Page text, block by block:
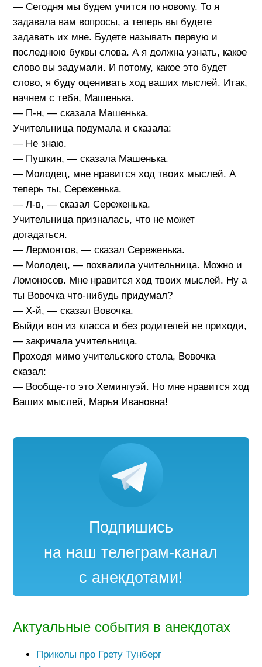
— Сегодня мы будем учится по новому. То я
задавала вам вопросы, а теперь вы будете
задавать их мне. Будете называть первую и
последнюю буквы слова. А я должна узнать, какое
слово вы задумали. И потому, какое это будет
слово, я буду оценивать ход ваших мыслей. Итак,
начнем с тебя, Машенька.
— П-н, — сказала Машенька.
Учительница подумала и сказала:
— Не знаю.
— Пушкин, — сказала Машенька.
— Молодец, мне нравится ход твоих мыслей. А
теперь ты, Сереженька.
— Л-в, — сказал Сереженька.
Учительница призналась, что не может
догадаться.
— Лермонтов, — сказал Сереженька.
— Молодец, — похвалила учительница. Можно и
Ломоносов. Мне нравится ход твоих мыслей. Ну а
ты Вовочка что-нибудь придумал?
— Х-й, — сказал Вовочка.
Выйди вон из класса и без родителей не приходи,
— закричала учительница.
Проходя мимо учительского стола, Вовочка
сказал:
— Вообще-то это Хемингуэй. Но мне нравится ход
Ваших мыслей, Марья Ивановна!
Подпишись
на наш телеграм-канал
с анекдотами!
Актуальные события в анекдотах
Приколы про Грету Тунберг